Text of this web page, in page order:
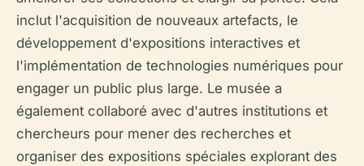
inclut l'acquisition de nouveaux artefacts, le
développement d'expositions interactives et
l'implémentation de technologies numériques pour
engager un public plus large. Le musée a
également collaboré avec d'autres institutions et
chercheurs pour mener des recherches et
organiser des expositions spéciales explorant des